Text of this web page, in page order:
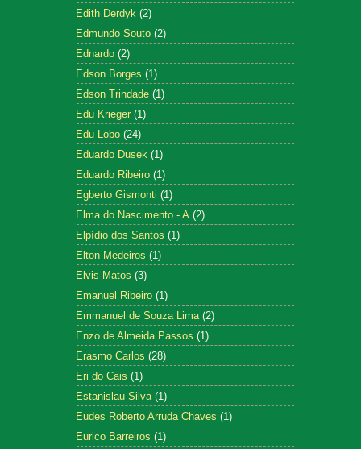
Edith Derdyk (2)
Edmundo Souto (2)
Ednardo (2)
Edson Borges (1)
Edson Trindade (1)
Edu Krieger (1)
Edu Lobo (24)
Eduardo Dusek (1)
Eduardo Ribeiro (1)
Egberto Gismonti (1)
Elma do Nascimento - A (2)
Elpídio dos Santos (1)
Elton Medeiros (1)
Elvis Matos (3)
Emanuel Ribeiro (1)
Emmanuel de Souza Lima (2)
Enzo de Almeida Passos (1)
Erasmo Carlos (28)
Eri do Cais (1)
Estanislau Silva (1)
Eudes Roberto Arruda Chaves (1)
Eurico Barreiros (1)